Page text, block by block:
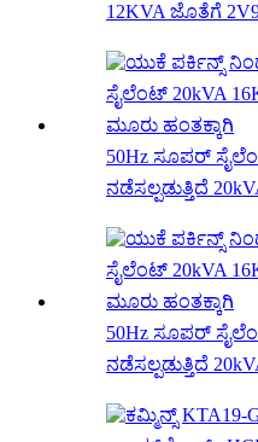
12KVA ಜೊತೆಗೆ
50Hz ಸೂಪರ್
ನಡೆಸಲ್ಪಡುತ್ತಿದೆ
50Hz ಸೂಪರ್
ನಡೆಸಲ್ಪಡುತ್ತಿದೆ